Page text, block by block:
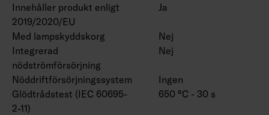
Ljusflödespaket är tillgängliga på
projektspecifik basis. Olika längder kan
anpassas efter dina behov. Armaturen finns
med olika linsalternativ. RAL Classic-färger för
höljet finns att beställa. Färgtemperatur 3000
K och CRI > 90 / Ra > 90 och projektspecifika
Innehåller produkt enligt
2019/2020/EU
Ja
Med lampskyddskorg
Nej
Integrerad
nödströmförsörjning
Nej
Nöddriftförsörjningssystem
Ingen
Glödtrådstest (IEC 60695-
2-11)
650 °C - 30 s